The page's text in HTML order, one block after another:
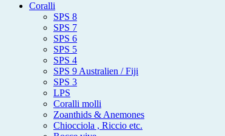
Coralli
SPS 8
SPS 7
SPS 6
SPS 5
SPS 4
SPS 9 Australien / Fiji
SPS 3
LPS
Coralli molli
Zoanthids & Anemones
Chiocciola , Riccio etc.